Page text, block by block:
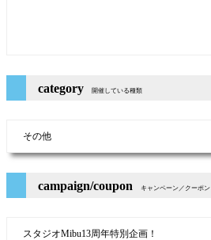
category 開催している種類
その他
campaign/coupon キャンペーン／クーポン
スタジオMibu13周年特別企画！